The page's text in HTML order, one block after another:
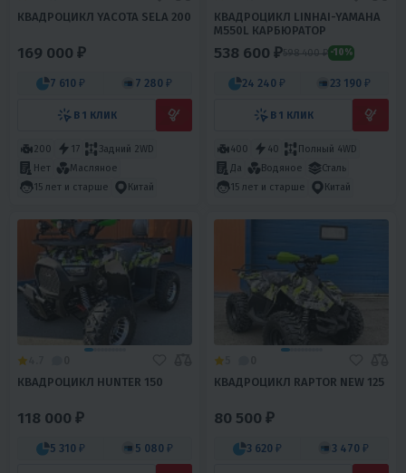
КВАДРОЦИКЛ YACOTA SELA 200
169 000 ₽
7 610 ₽ 7 280 ₽
В 1 КЛИК
200 17
Задний 2WD
Нет
Масляное
15 лет и старше
Китай
КВАДРОЦИКЛ LINHAI-YAMAHA
M550L КАРБЮРАТОР
538 600 ₽598 400 ₽ -10%
24 240 ₽ 23 190 ₽
В 1 КЛИК
400 40
Полный 4WD
Да
Водяное
Сталь
15 лет и старше
Китай
КВАДРОЦИКЛ HUNTER 150
118 000 ₽
5 310 ₽ 5 080 ₽
КВАДРОЦИКЛ RAPTOR NEW 125
80 500 ₽
3 620 ₽ 3 470 ₽